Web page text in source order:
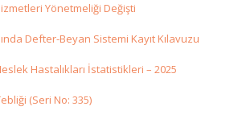
Yönetmeliği Değişti
Defter-Beyan Sistemi Kayıt Kılavuzu
Hastalıkları İstatistikleri – 2025
(Seri No: 335)